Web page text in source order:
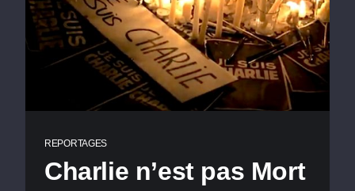
REPORTAGES
Charlie n’est pas Mort